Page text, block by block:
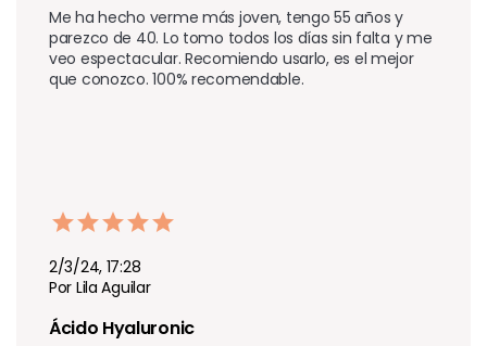
Me ha hecho verme más joven, tengo 55 años y
parezco de 40. Lo tomo todos los días sin falta y me
veo espectacular. Recomiendo usarlo, es el mejor
que conozco. 100% recomendable.
2/3/24, 17:28
Por Lila Aguilar
Ácido Hyaluronic